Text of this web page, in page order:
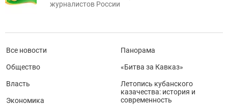
журналистов России
Все новости
Общество
Власть
Экономика
Панорама
«Битва за Кавказ»
Летопись кубанского
казачества: история и
современность